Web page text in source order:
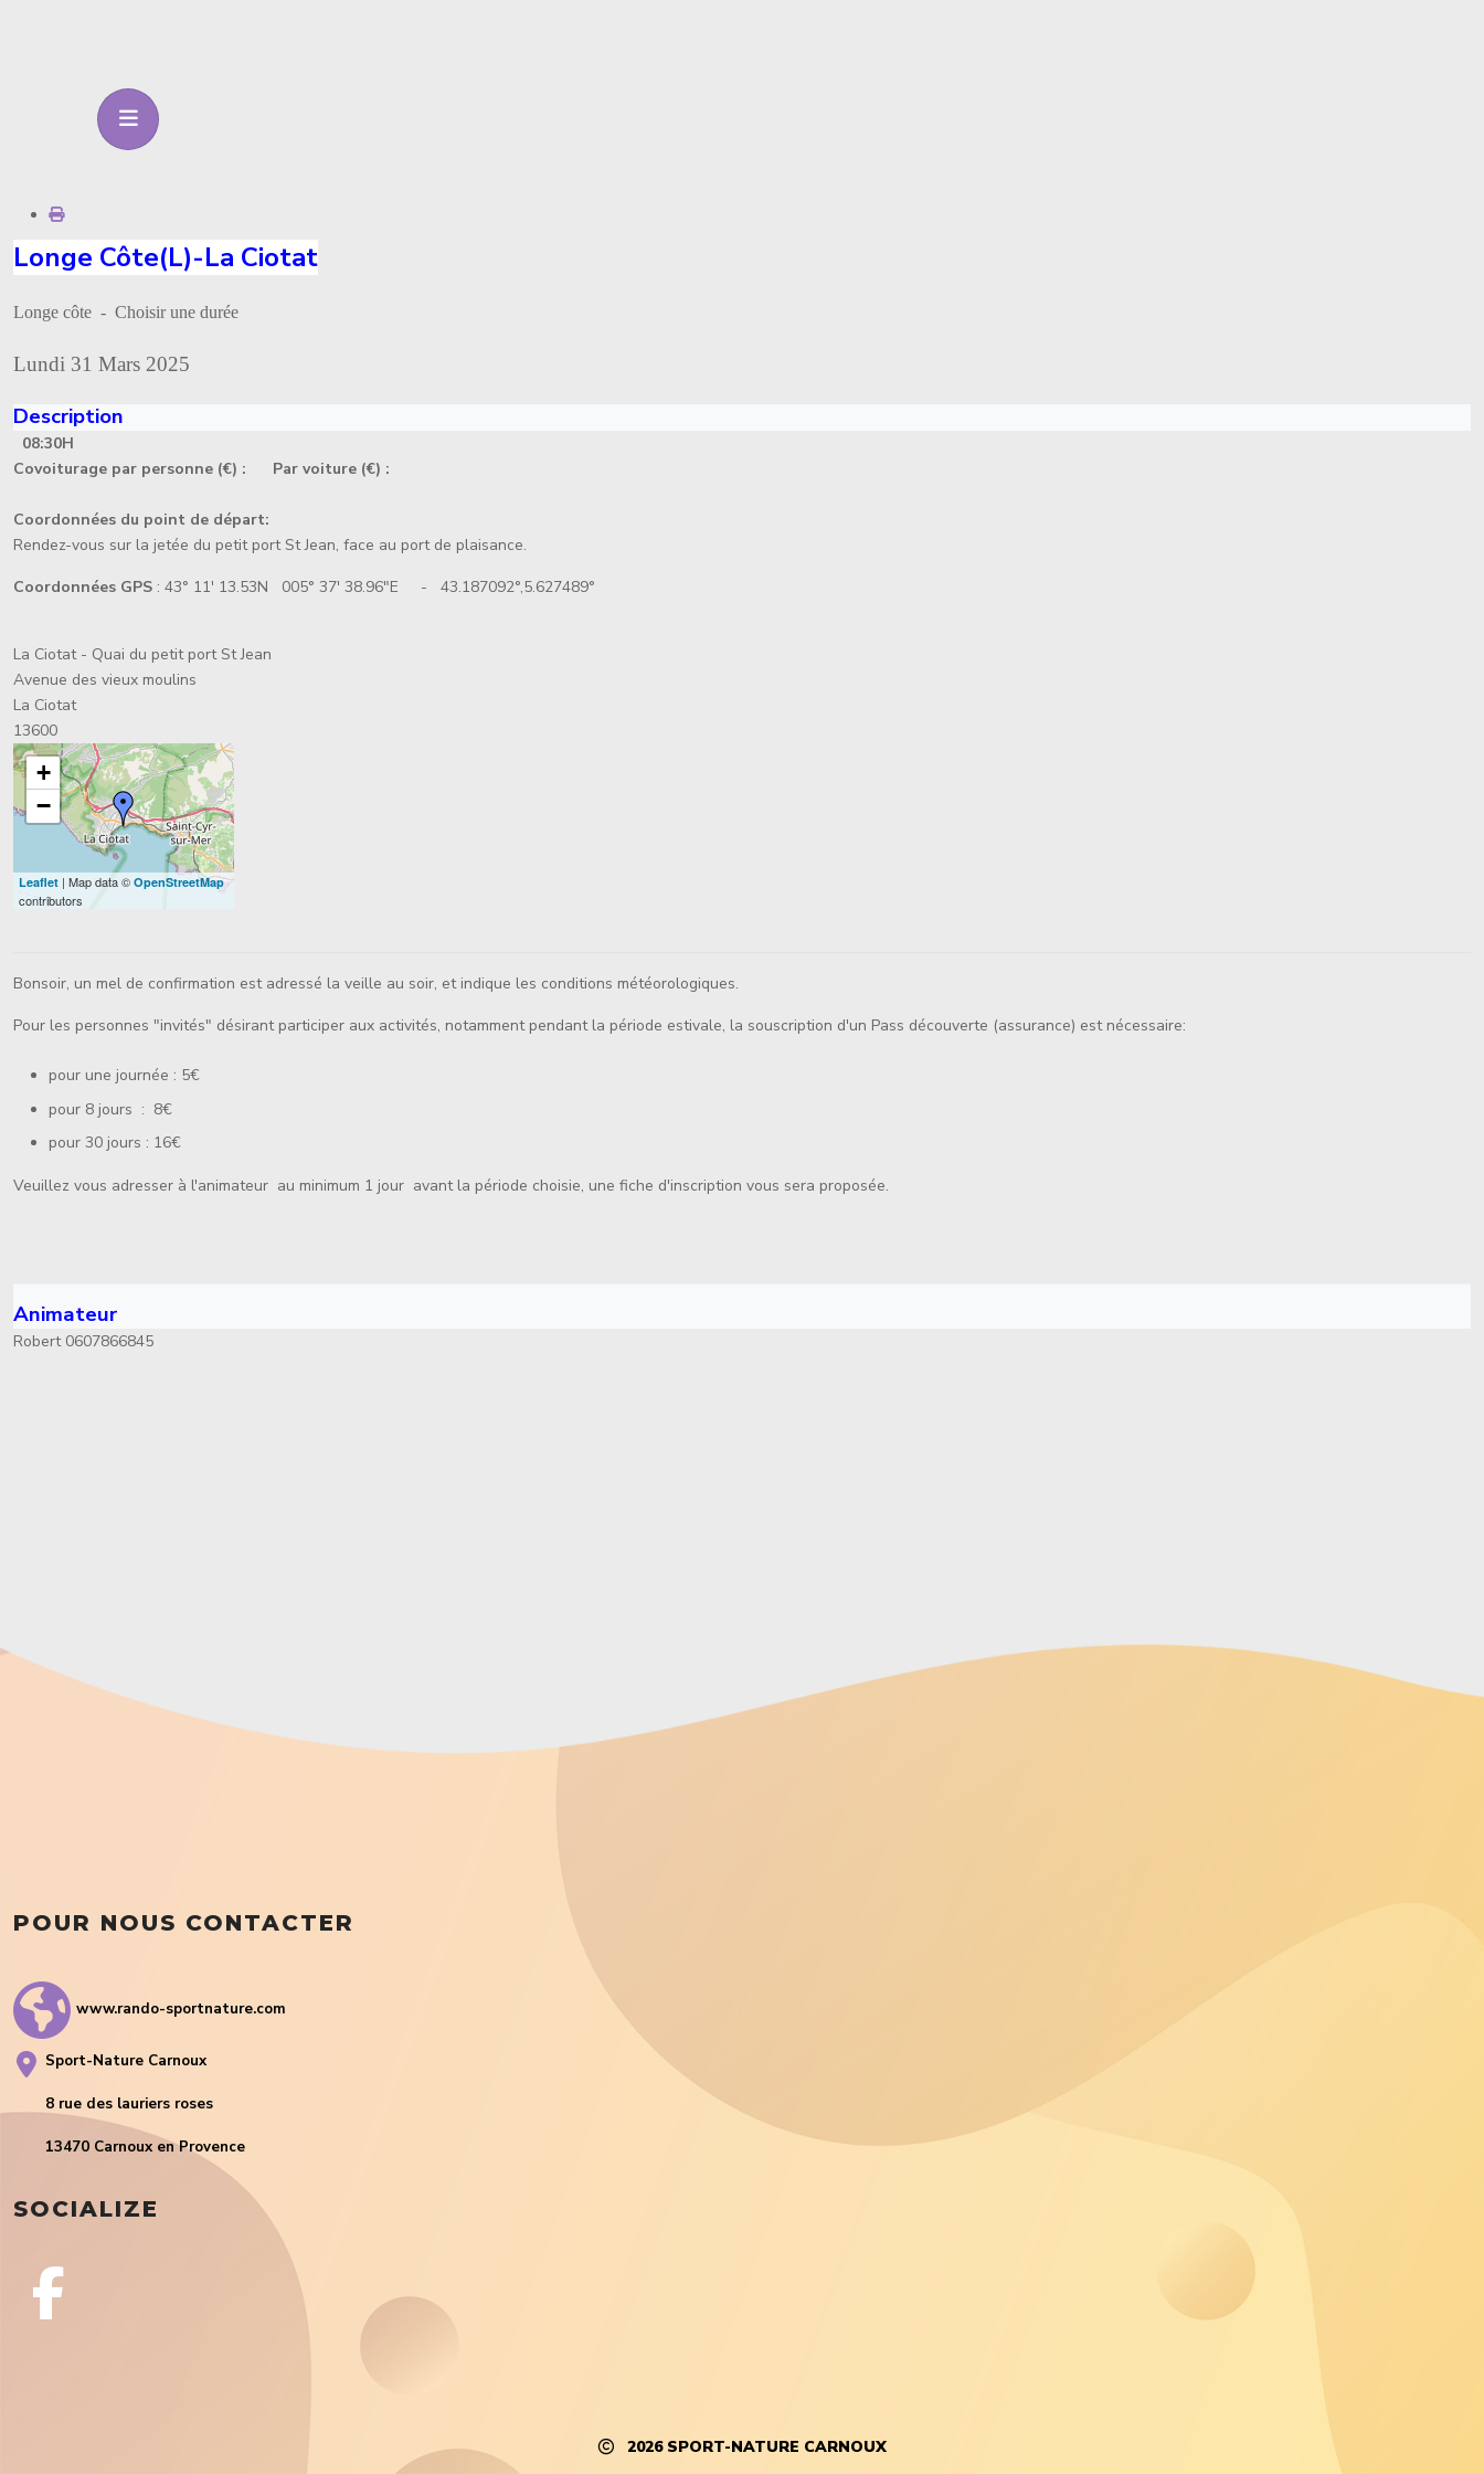
Longe Côte(L)-La Ciotat
Longe côte - Choisir une durée
Lundi 31 Mars 2025
Description
08:30H
Covoiturage par personne (€) :
Par voiture (€) :
Coordonnées du point de départ:
Rendez-vous sur la jetée du petit port St Jean, face au port de plaisance.
Coordonnées GPS : 43° 11' 13.53N 005° 37' 38.96"E - 43.187092°,5.627489°
La Ciotat - Quai du petit port St Jean
Avenue des vieux moulins
La Ciotat
13600
+
−
Leaflet | Map data © OpenStreetMap
contributors
Bonsoir, un mel de confirmation est adressé la veille au soir, et indique les conditions météorologiques.
Pour les personnes "invités" désirant participer aux activités, notamment pendant la période estivale, la souscription d'un Pass découverte (assurance) est nécessaire:
pour une journée : 5€
pour 8 jours : 8€
pour 30 jours : 16€
Veuillez vous adresser à l'animateur au minimum 1 jour avant la période choisie, une fiche d'inscription vous sera proposée.
Animateur
Robert 0607866845
POUR NOUS CONTACTER
www.rando-sportnature.com
Sport-Nature Carnoux
8 rue des lauriers roses
13470 Carnoux en Provence
SOCIALIZE
2026 SPORT-NATURE CARNOUX